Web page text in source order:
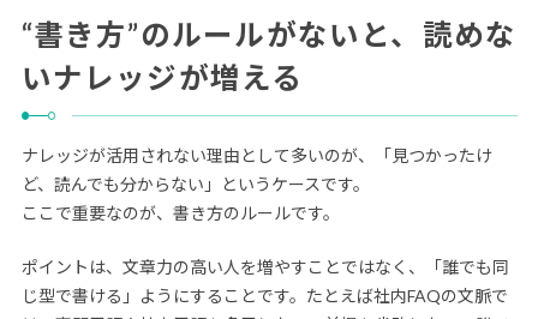
“書き方”のルールがないと、読めな
いナレッジが増える
ナレッジが活用されない理由として多いのが、「見つかったけ
ど、読んでも分からない」というケースです。
ここで重要なのが、書き方のルールです。
ポイントは、文章力の高い人を増やすことではなく、「誰でも同
じ型で書ける」ようにすることです。たとえば社内FAQの文脈で